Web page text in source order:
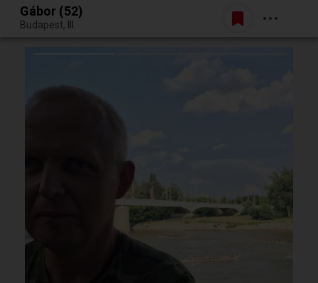
Egy jó randiból bármi lehet.
Belépés
Gábor (52)
Budapest, III.